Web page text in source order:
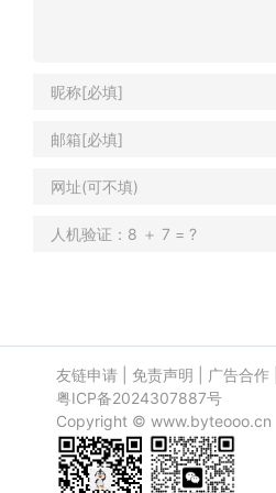
友链申请| 免责声明 广告合作|
粤ICP备2024307887号
Copyright © www.byteooo.cn